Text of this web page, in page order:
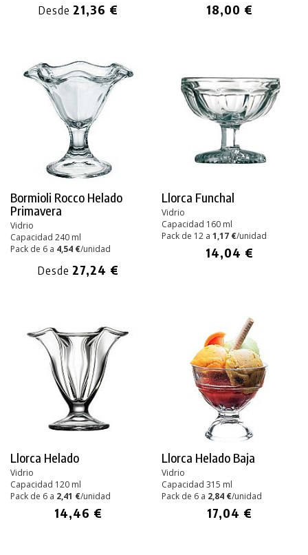
Desde 21,36 € 18,00 €
Bormioli Rocco Helado
Primavera
Vidrio
Capacidad 240 ml
Pack de 6 a 4,54 €/unidad
Desde 27,24 €
Llorca Funchal
Vidrio
Capacidad 160 ml
Pack de 12 a 1,17 €/unidad
14,04 €
Llorca Helado
Vidrio
Capacidad 120 ml
Pack de 6 a 2,41 €/unidad
14,46 €
Llorca Helado Baja
Vidrio
Capacidad 315 ml
Pack de 6 a 2,84 €/unidad
17,04 €